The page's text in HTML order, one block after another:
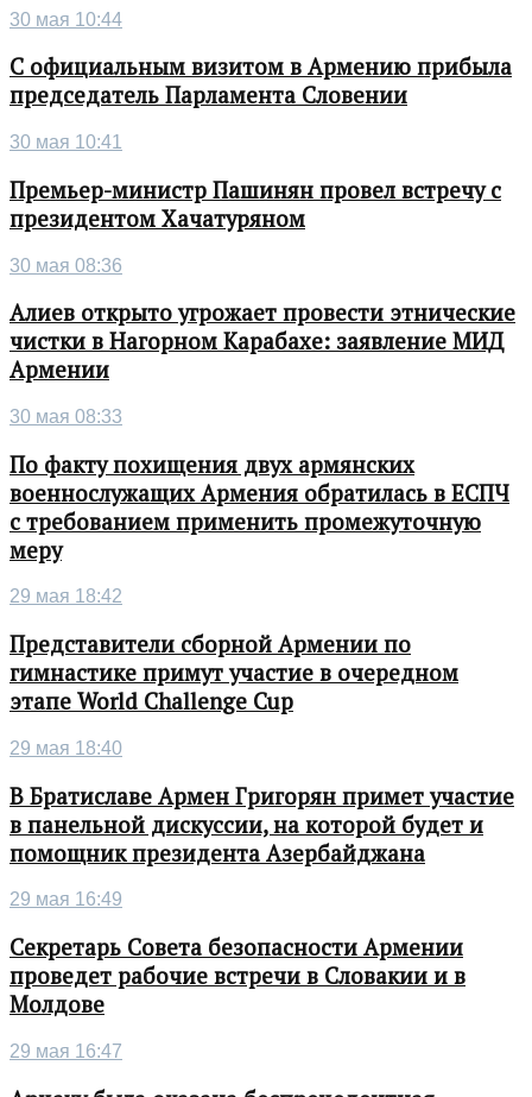
30 мая 10:44
С официальным визитом в Армению прибыла
председатель Парламента Словении
30 мая 10:41
Премьер-министр Пашинян провел встречу с
президентом Хачатуряном
30 мая 08:36
Алиев открыто угрожает провести этнические
чистки в Нагорном Карабахе: заявление МИД
Армении
30 мая 08:33
По факту похищения двух армянских
военнослужащих Армения обратилась в ЕСПЧ
с требованием применить промежуточную
меру
29 мая 18:42
Представители сборной Армении по
гимнастике примут участие в очередном
этапе World Challenge Cup
29 мая 18:40
В Братиславе Армен Григорян примет участие
в панельной дискуссии, на которой будет и
помощник президента Азербайджана
29 мая 16:49
Секретарь Совета безопасности Армении
проведет рабочие встречи в Словакии и в
Молдове
29 мая 16:47